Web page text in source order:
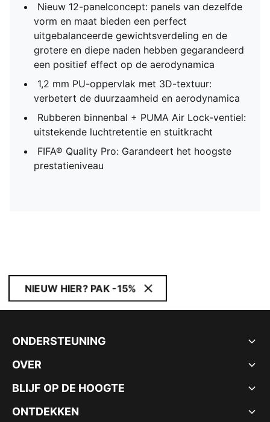
Nieuw 12-panelconcept: panels van dezelfde
vorm en maat bieden een perfect
uitgebalanceerde gewichtsverdeling en de
grotere en diepe naden hebben gegarandeerd
een positief effect op de aerodynamica
1,2 mm PU-oppervlak met 3D-textuur:
verbetert de duurzaamheid en aerodynamica
Rubberen binnenbal + PUMA Air Lock-ventiel:
uitstekende luchtretentie en stuitkracht
FIFA® Quality Pro: Garandeert het hoogste
prestatieniveau
NIEUW HIER? PAK -15%
ONDERSTEUNING
OVER
BLIJF OP DE HOOGTE
ONTDEKKEN